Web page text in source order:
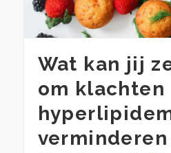
Wat kan jij
om klachten
verminderen